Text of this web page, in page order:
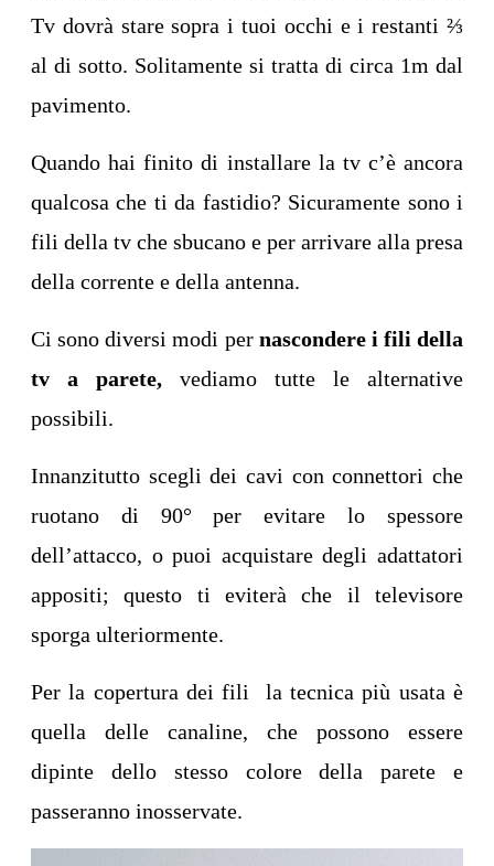
Tv dovrà stare sopra i tuoi occhi e i restanti ⅔
al di sotto. Solitamente si tratta di circa 1m dal
pavimento.
Quando hai finito di installare la tv c’è ancora
qualcosa che ti da fastidio? Sicuramente sono i
fili della tv che sbucano e per arrivare alla presa
della corrente e della antenna.
Ci sono diversi modi per nascondere i fili della
tv a parete, vediamo tutte le alternative
possibili.
Innanzitutto scegli dei cavi con connettori che
ruotano di 90° per evitare lo spessore
dell’attacco, o puoi acquistare degli adattatori
appositi; questo ti eviterà che il televisore
sporga ulteriormente.
Per la copertura dei fili la tecnica più usata è
quella delle canaline, che possono essere
dipinte dello stesso colore della parete e
passeranno inosservate.